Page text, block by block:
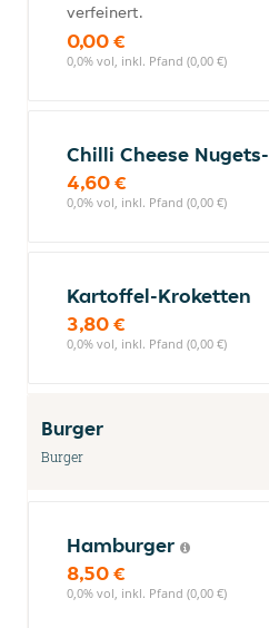
verfeinert.
0,00 €
0,0% vol, inkl. Pfand (0,00 €)
Chilli Cheese Nugets-
4,60 €
0,0% vol, inkl. Pfand (0,00 €)
Kartoffel-Kroketten
3,80 €
0,0% vol, inkl. Pfand (0,00 €)
Burger
Burger
Hamburger
8,50 €
0,0% vol, inkl. Pfand (0,00 €)